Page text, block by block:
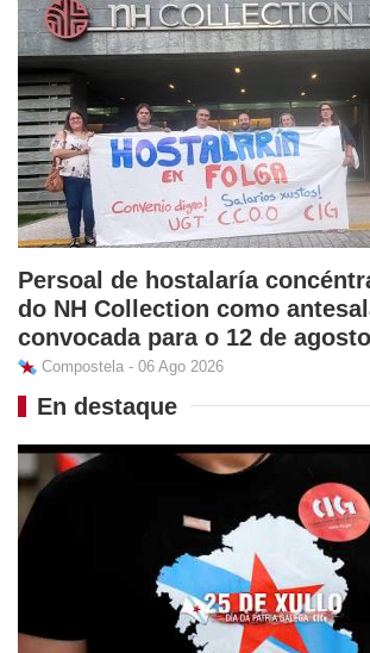
Persoal de hostalaría
do NH Collection como
convocada para o 12 de agosto
Compostela - 06 Ago 2026
En destaque